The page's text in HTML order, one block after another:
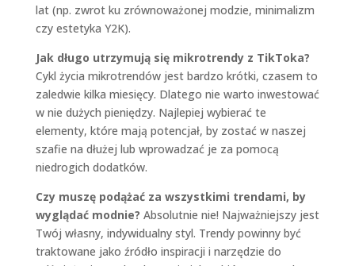
lat (np. zwrot ku zrównoważonej modzie, minimalizm
czy estetyka Y2K).
Jak długo utrzymują się mikrotrendy z TikToka?
Cykl życia mikrotrendów jest bardzo krótki, czasem to
zaledwie kilka miesięcy. Dlatego nie warto inwestować
w nie dużych pieniędzy. Najlepiej wybierać te
elementy, które mają potencjał, by zostać w naszej
szafie na dłużej lub wprowadzać je za pomocą
niedrogich dodatków.
Czy muszę podążać za wszystkimi trendami, by
wyglądać modnie? Absolutnie nie! Najważniejszy jest
Twój własny, indywidualny styl. Trendy powinny być
traktowane jako źródło inspiracji i narzędzie do